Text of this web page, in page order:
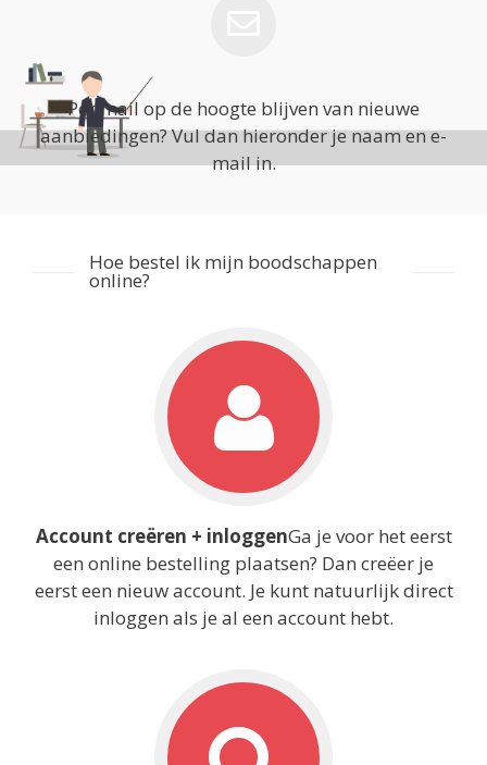
Per mail op de hoogte blijven van nieuwe
aanbiedingen? Vul dan hieronder je naam en e-
mail in.
Hoe bestel ik mijn boodschappen
online?
Account creëren + inloggenGa je voor het eerst
een online bestelling plaatsen? Dan creëer je
eerst een nieuw account. Je kunt natuurlijk direct
inloggen als je al een account hebt.